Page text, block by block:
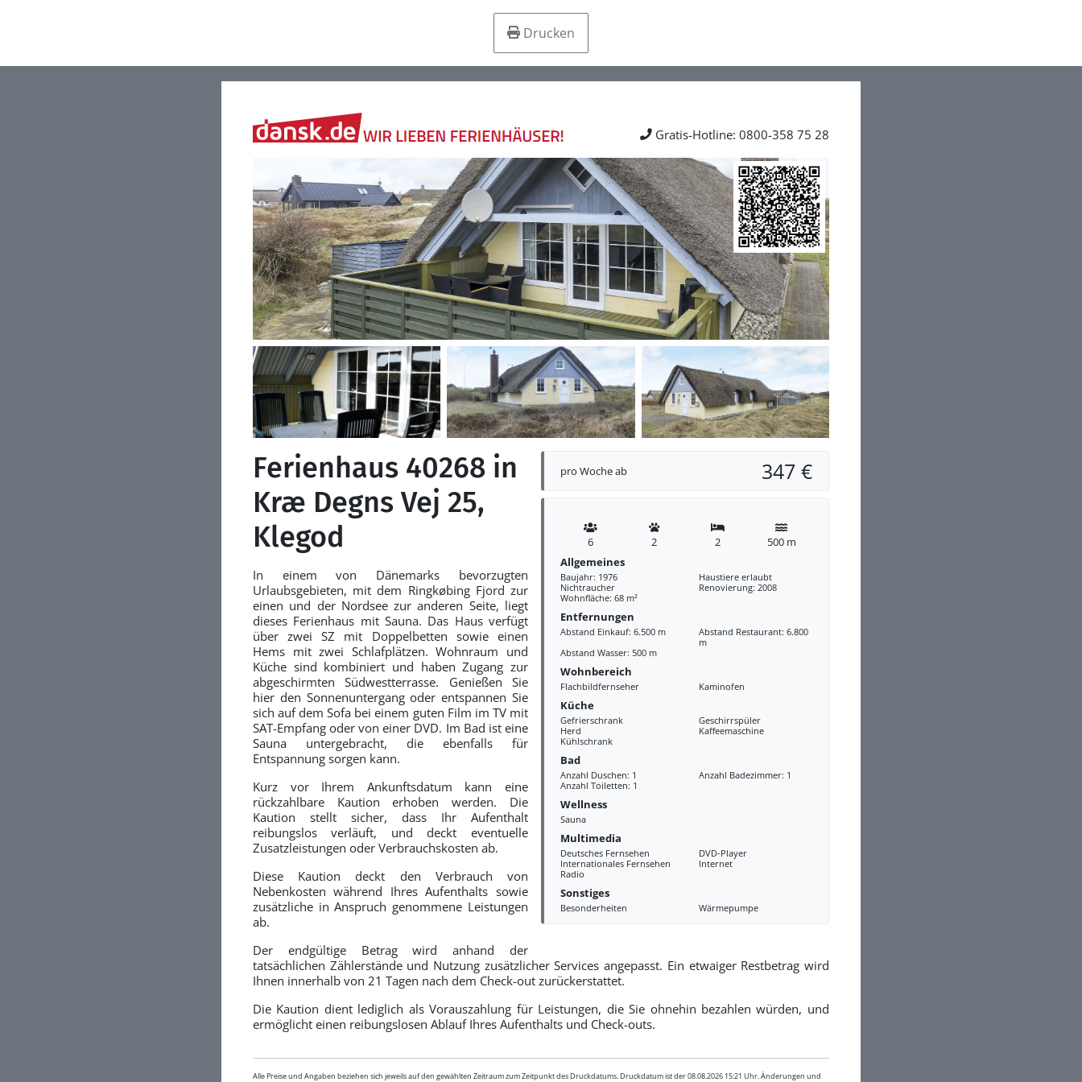
Drucken
Gratis-Hotline: 0800-358 75 28
pro Woche ab 347 €
6 2 2
500 m
Allgemeines
Baujahr: 1976
Haustiere erlaubt
Nichtraucher
Renovierung: 2008
Wohnfläche: 68 m²
Entfernungen
Abstand Einkauf: 6.500 m
Abstand Restaurant: 6.800
m
Abstand Wasser: 500 m
Wohnbereich
Flachbildfernseher Kaminofen
Küche
Gefrierschrank
Geschirrspüler
Herd
Kaffeemaschine
Kühlschrank
Bad
Anzahl Duschen: 1
Anzahl Badezimmer: 1
Anzahl Toiletten: 1
Wellness
Sauna
Multimedia
Deutsches Fernsehen
DVD-Player
Internationales Fernsehen
Internet
Radio
Sonstiges
Besonderheiten Wärmepumpe
Ferienhaus 40268 in
Kræ Degns Vej 25,
Klegod
In einem von Dänemarks bevorzugten
Urlaubsgebieten, mit dem Ringkøbing Fjord zur
einen und der Nordsee zur anderen Seite, liegt
dieses Ferienhaus mit Sauna. Das Haus verfügt
über zwei SZ mit Doppelbetten sowie einen
Hems mit zwei Schlafplätzen. Wohnraum und
Küche sind kombiniert und haben Zugang zur
abgeschirmten Südwestterrasse. Genießen Sie
hier den Sonnenuntergang oder entspannen Sie
sich auf dem Sofa bei einem guten Film im TV mit
SAT-Empfang oder von einer DVD. Im Bad ist eine
Sauna untergebracht, die ebenfalls für
Entspannung sorgen kann.
Kurz vor Ihrem Ankunftsdatum kann eine
rückzahlbare Kaution erhoben werden. Die
Kaution stellt sicher, dass Ihr Aufenthalt
reibungslos verläuft, und deckt eventuelle
Zusatzleistungen oder Verbrauchskosten ab.
Diese Kaution deckt den Verbrauch von
Nebenkosten während Ihres Aufenthalts sowie
zusätzliche in Anspruch genommene Leistungen
ab.
Der endgültige Betrag wird anhand der
tatsächlichen Zählerstände und Nutzung zusätzlicher Services angepasst. Ein etwaiger Restbetrag wird
Ihnen innerhalb von 21 Tagen nach dem Check-out zurückerstattet.
Die Kaution dient lediglich als Vorauszahlung für Leistungen, die Sie ohnehin bezahlen würden, und
ermöglicht einen reibungslosen Ablauf Ihres Aufenthalts und Check-outs.
Alle Preise und Angaben beziehen sich jeweils auf den gewählten Zeitraum zum Zeitpunkt des Druckdatums. Druckdatum ist der 08.08.2026 15:21 Uhr. Änderungen und